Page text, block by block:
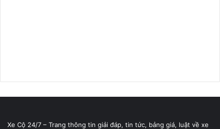
Xe Cộ 24/7 – Trang thông tin giải đáp, tin tức, bảng giá, luật về xe